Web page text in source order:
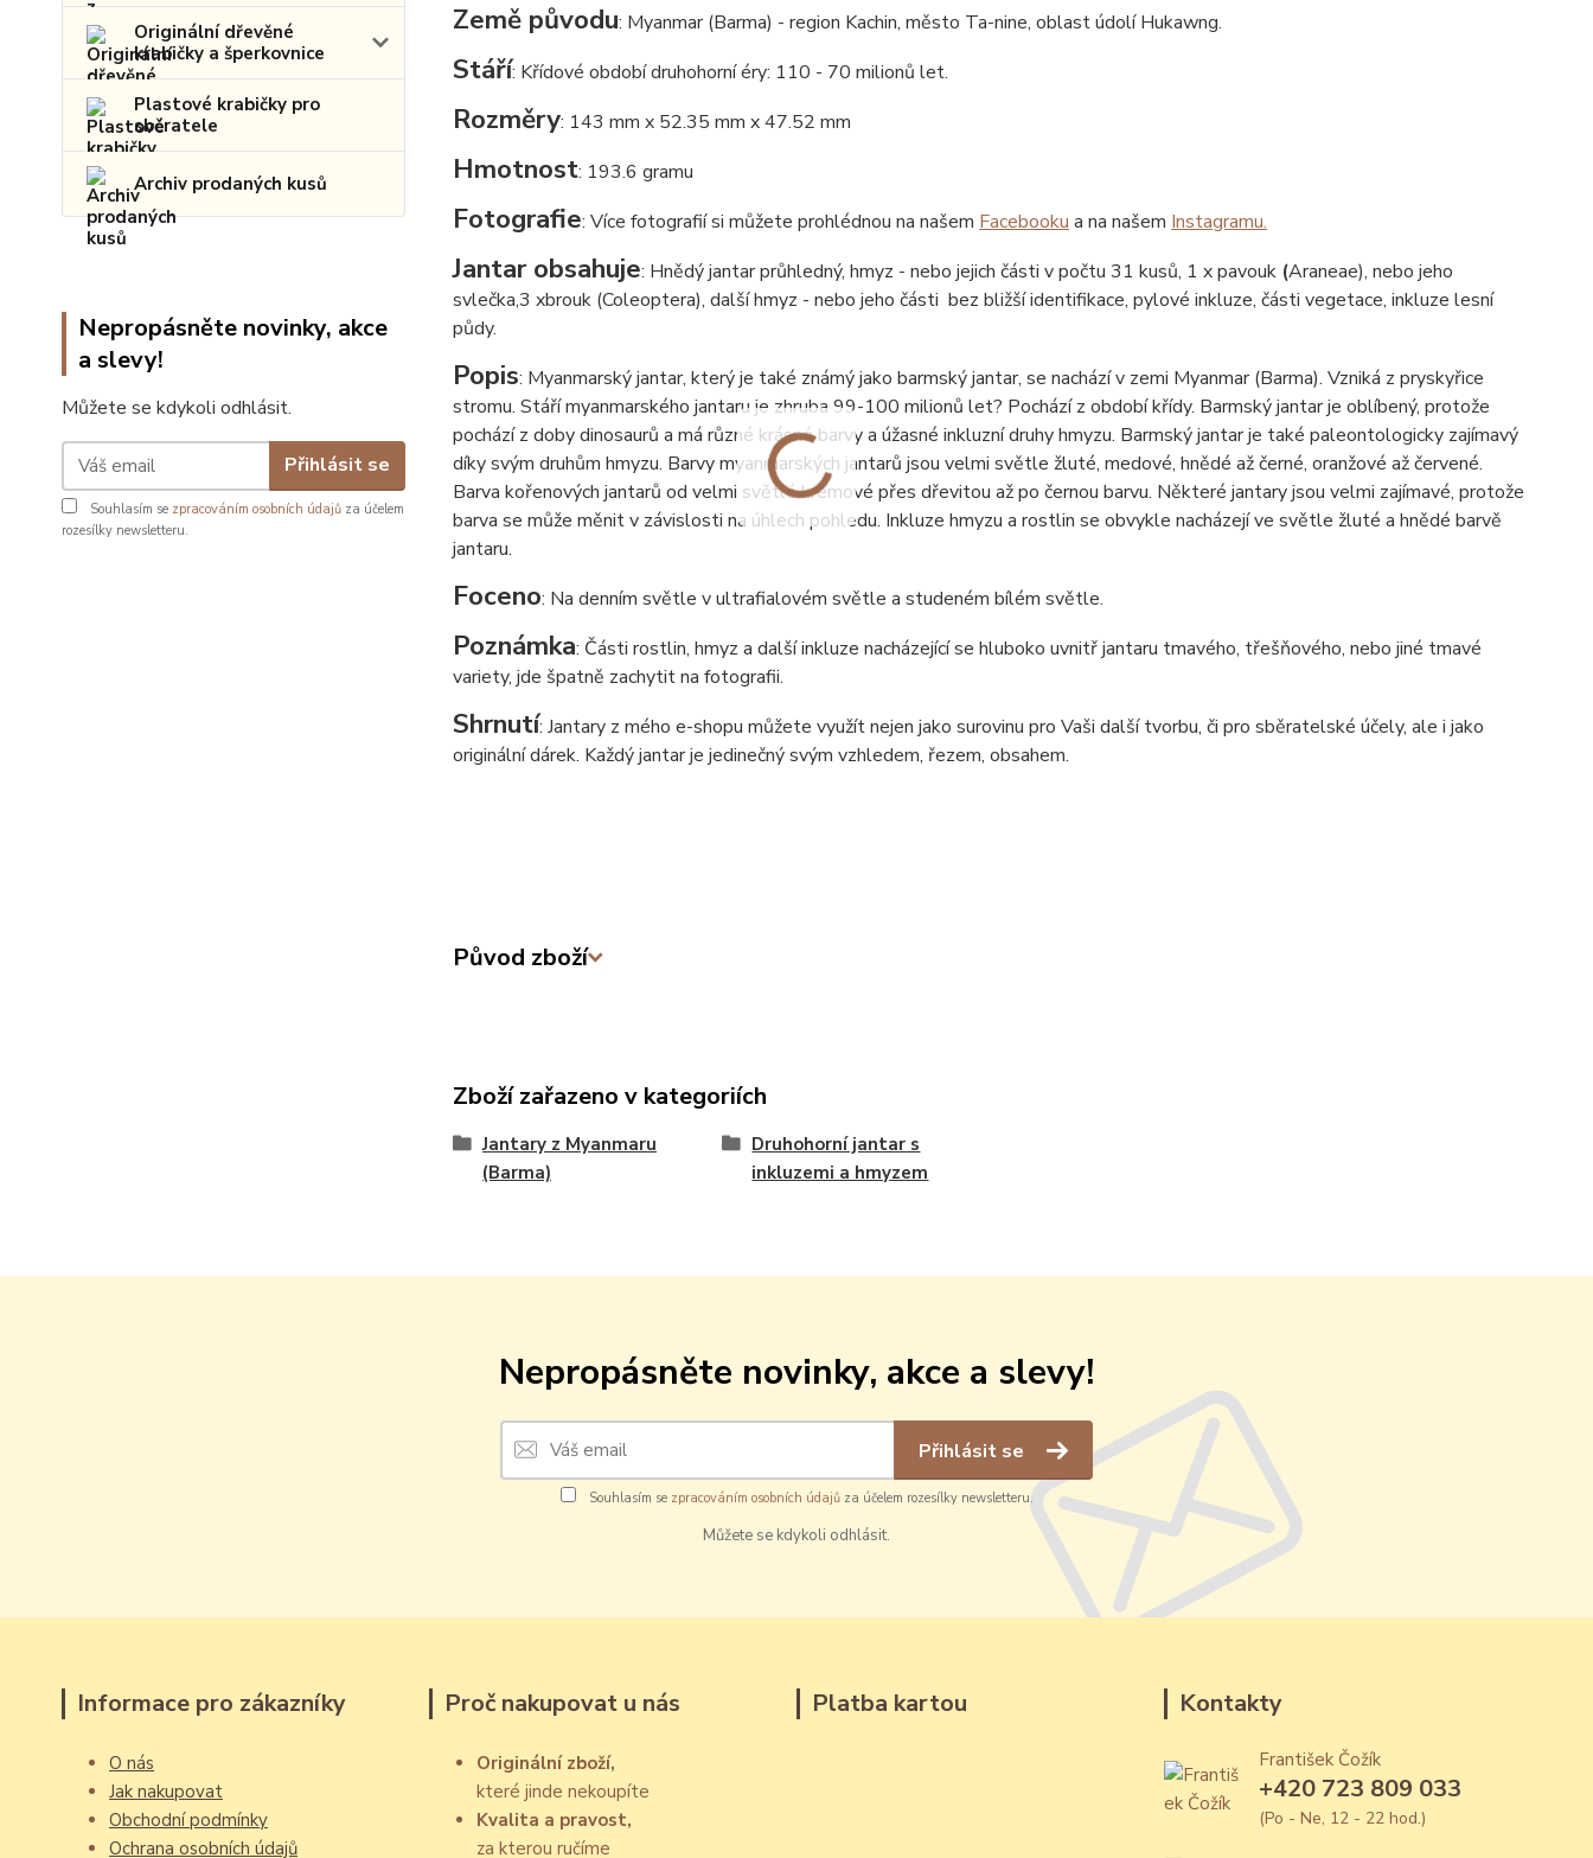
Originální dřevěné
krabičky a šperkovnice
Plastové krabičky pro
sběratele
Archiv prodaných kusů
Nepropásněte novinky, akce
a slevy!
Můžete se kdykoli odhlásit.
Přihlásit se
Souhlasím se zpracováním osobních údajů za účelem
rozesílky newsletteru.
Země původu: Myanmar (Barma) - region Kachin, město Ta-nine, oblast údolí Hukawng.
Stáří: Křídové období druhohorní éry: 110 - 70 milionů let.
Rozměry: 143 mm x 52.35 mm x 47.52 mm
Hmotnost: 193.6 gramu
Fotografie: Více fotografií si můžete prohlédnou na našem Facebooku a na našem Instagramu.
Jantar obsahuje: Hnědý jantar průhledný, hmyz - nebo jejich části v počtu 31 kusů, 1 x pavouk(Araneae), nebo jeho
svlečka,3 xbrouk (Coleoptera), další hmyz - nebo jeho části bez bližší identifikace, pylové inkluze, části vegetace, inkluze lesní
půdy.
Popis: Myanmarský jantar, který je také známý jako barmský jantar, se nachází v zemi Myanmar (Barma). Vzniká z pryskyřice
stromu. Stáří myanmarského jantaru je zhruba 99-100 milionů let? Pochází z období křídy. Barmský jantar je oblíbený, protože
pochází z doby dinosaurů a má různé krásné barvy a úžasné inkluzní druhy hmyzu. Barmský jantar je také paleontologicky zajímavý
díky svým druhům hmyzu. Barvy myanmarských jantarů jsou velmi světle žluté, medové, hnědé až černé, oranžové až červené.
Barva kořenových jantarů od velmi světlé krémové přes dřevitou až po černou barvu. Některé jantary jsou velmi zajímavé, protože
barva se může měnit v závislosti na úhlech pohledu. Inkluze hmyzu a rostlin se obvykle nacházejí ve světle žluté a hnědé barvě
jantaru.
Foceno: Na denním světle v ultrafialovém světle a studeném bílém světle.
Poznámka: Části rostlin, hmyz a další inkluze nacházející se hluboko uvnitř jantaru tmavého, třešňového, nebo jiné tmavé
variety, jde špatně zachytit na fotografii.
Shrnutí: Jantary z mého e-shopu můžete využít nejen jako surovinu pro Vaši další tvorbu, či pro sběratelské účely, ale i jako
originální dárek. Každý jantar je jedinečný svým vzhledem, řezem, obsahem.
Původ zboží
Zboží zařazeno v kategoriích
Jantary z Myanmaru
(Barma)
Druhohorní jantar s
inkluzemi a hmyzem
Nepropásněte novinky, akce a slevy!
Přihlásit se
Souhlasím se zpracováním osobních údajůza účelem rozesílky newsletteru.
Můžete se kdykoli odhlásit.
Informace pro zákazníky
O nás
Jak nakupovat
Obchodní podmínky
Ochrana osobních údajů
Proč nakupovat u nás
Originální zboží,
které jinde nekoupíte
Kvalita a pravost,
za kterou ručíme
Platba kartou Kontakty
František Čožík
+420 723 809 033
(Po - Ne, 12 - 22 hod.)